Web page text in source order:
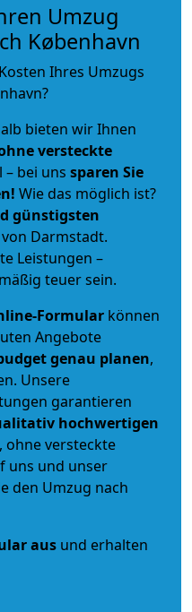
Umzug
København
Ihres Umzugs
bieten wir Ihnen
versteckte
– bei uns sparen Sie
Wie das möglich ist?
günstigsten
Darmstadt.
Leistungen –
teuer sein.
Formular können
Angebote
genau planen,
Unsere
garantieren
hochwertigen
, ohne versteckte
uns und unser
den Umzug nach
aus und erhalten